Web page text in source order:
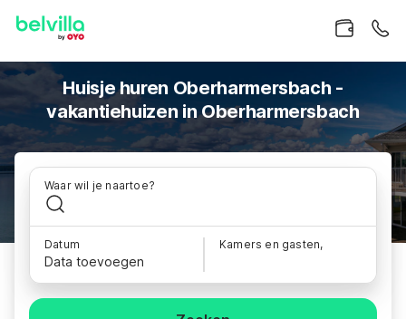
Huisje huren Oberharmersbach -
vakantiehuizen in Oberharmersbach
Waar wil je naartoe?
Datum
Data toevoegen
Kamers en gasten,